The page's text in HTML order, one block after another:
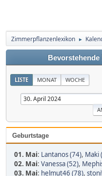
Zimmerpflanzenlexikon ►
LISTE MONAT WOCHE
Geburtstage
01. Mai: Lantanos (74), Maki
02. Mai: Vanessa (52),
03. Mai: helmut46 (78),